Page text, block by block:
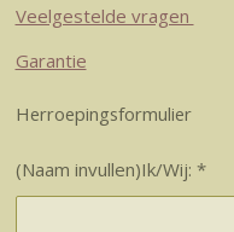
Veelgestelde vragen
Garantie
Herroepingsformulier
(Naam invullen)Ik/Wij: *